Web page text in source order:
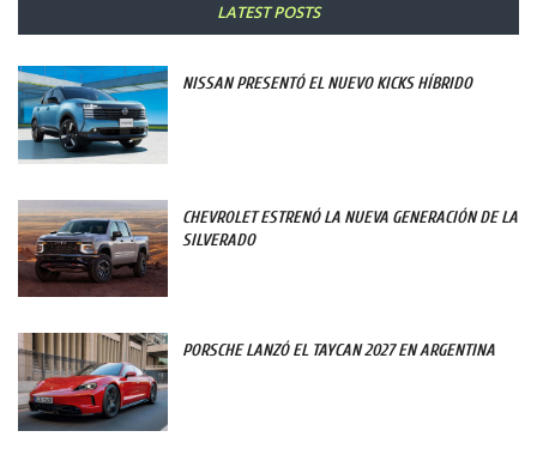
LATEST POSTS
NISSAN PRESENTÓ EL NUEVO KICKS HÍBRIDO
CHEVROLET ESTRENÓ LA NUEVA GENERACIÓN DE LA
SILVERADO
PORSCHE LANZÓ EL TAYCAN 2027 EN ARGENTINA